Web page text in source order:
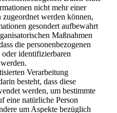
nicht mehr einer
zugeordnet werden können,
gesondert aufbewahrt
Maßnahmen
die personenbezogenen
identifizierbaren
Verarbeitung
besteht, dass diese
werden, um bestimmte
eine natürliche Person
um Aspekte bezüglich